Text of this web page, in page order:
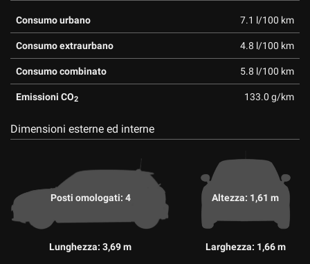
Consumo urbano 7.1 l/100 km
Consumo extraurbano 4.8 l/100 km
Consumo combinato 5.8 l/100 km
Emissioni CO2 133.0 g/km
Dimensioni esterne ed interne
Posti omologati: 4
Lunghezza: 3,69 m
Altezza: 1,61 m
Larghezza: 1,66 m